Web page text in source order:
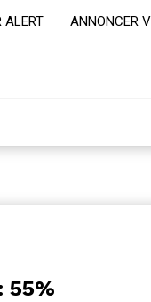
ALERT ANNONCER
55%